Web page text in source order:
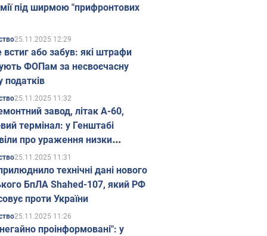
під ширмою "прифронтових
25.11.2025 12:29
встиг або забув: які штрафи
ФОПам за несвоєчасну
податків
25.11.2025 11:32
завод, літак А-60,
термінал: у Генштабі
про ураження низки
об'єктів Росії
25.11.2025 11:31
технічні дані нового
БпЛА Shahed-107, який РФ
проти України
25.11.2025 11:26
проінформовані": у